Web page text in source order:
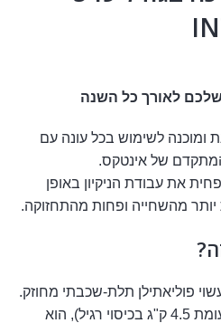
לאורך כל השנה
ומוכנה לשימוש בכל עונה עם
את עבודת הניקיון באופן
יותר מהשחייה ופחות מהתחזוקה.
פוליאתילן תלת-שכבתי מחוזק.
עם משקל של 11.9 ק"ג (לעומת 4.5 ק"ג בכיסוי רגיל), הוא